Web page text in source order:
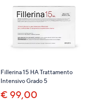
Fillerina 15 HA Trattamento
Intensivo Grado 5
€ 99,00